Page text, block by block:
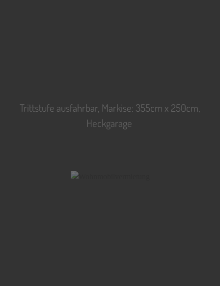
Trittstufe ausfahrbar, Markise: 355cm x 250cm,
Heckgarage